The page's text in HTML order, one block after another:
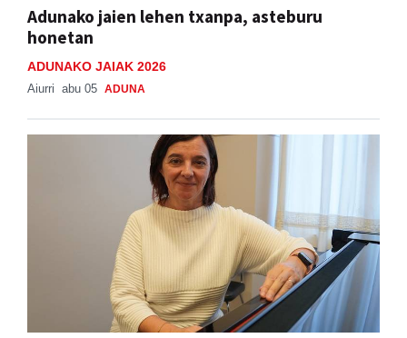
Adunako jaien lehen txanpa, asteburu
honetan
ADUNAKO JAIAK 2026
Aiurri abu 05 ADUNA